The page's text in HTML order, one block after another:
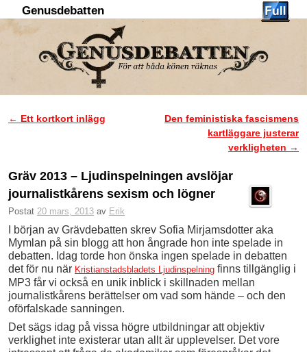
Genusdebatten
Inläggsnavigering
← Ett kortkort inlägg
Den feministiska fascismens
kartläggare justerar
verkligheten →
Gräv 2013 – Ljudinspelningen avslöjar
journalistkårens sexism och lögner
Postat 20 mars, 2013 av Erik
I början av Grävdebatten skrev Sofia Mirjamsdotter aka
Mymlan på sin blogg att hon ångrade hon inte spelade in
debatten. Idag torde hon önska ingen spelade in debatten
det för nu när Kristianstadsbladets Ljudinspelning finns tillgänglig i
MP3 får vi också en unik inblick i skillnaden mellan
journalistkårens berättelser om vad som hände – och den
oförfalskade sanningen.
Det sägs idag på vissa högre utbildningar att objektiv
verklighet inte existerar utan allt är upplevelser. Det vore